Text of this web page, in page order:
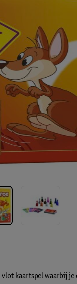
vlot kaartspel waarbij